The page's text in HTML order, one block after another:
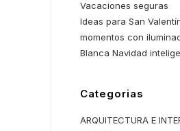
Vacaciones seguras
Ideas para San
momentos con
Blanca Navidad
Categorias
ARQUITECTURA E